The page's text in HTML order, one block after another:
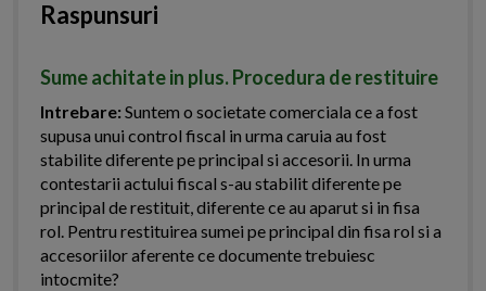
Raspunsuri
Sume achitate in plus. Procedura de restituire
Intrebare:Suntem o societate comerciala ce a fost
supusa unui control fiscal in urma caruia au fost
stabilite diferente pe principal si accesorii. In urma
contestarii actului fiscal s-au stabilit diferente pe
principal de restituit, diferente ce au aparut si in fisa
rol. Pentru restituirea sumei pe principal din fisa rol si a
accesoriilor aferente ce documente trebuiesc
intocmite?